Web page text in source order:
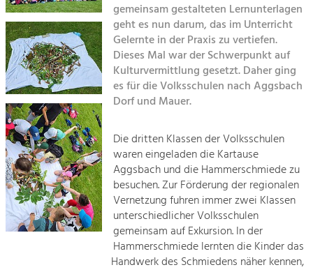
KontaktTourism
Offer Development and Positioning
Art & Culture
Crafts, Science and Research.
Social Affairs, Education
& Identity
Equality, Youth and Integration.
Mobility & Energy
Climate Change, Public Transport and
Renewable Energy.
gemeinsam gestalteten Lernunterlagen
geht es nun darum, das im Unterricht
Gelernte in der Praxis zu vertiefen.
Dieses Mal war der Schwerpunkt auf
Kulturvermittlung gesetzt. Daher ging
es für die Volksschulen nach Aggsbach
Dorf und Mauer.
Die dritten Klassen der Volksschulen
waren eingeladen die Kartause
Aggsbach und die Hammerschmiede zu
besuchen. Zur Förderung der regionalen
Vernetzung fuhren immer zwei Klassen
unterschiedlicher Volksschulen
gemeinsam auf Exkursion. In der
Hammerschmiede lernten die Kinder das
Handwerk des Schmiedens näher kennen,